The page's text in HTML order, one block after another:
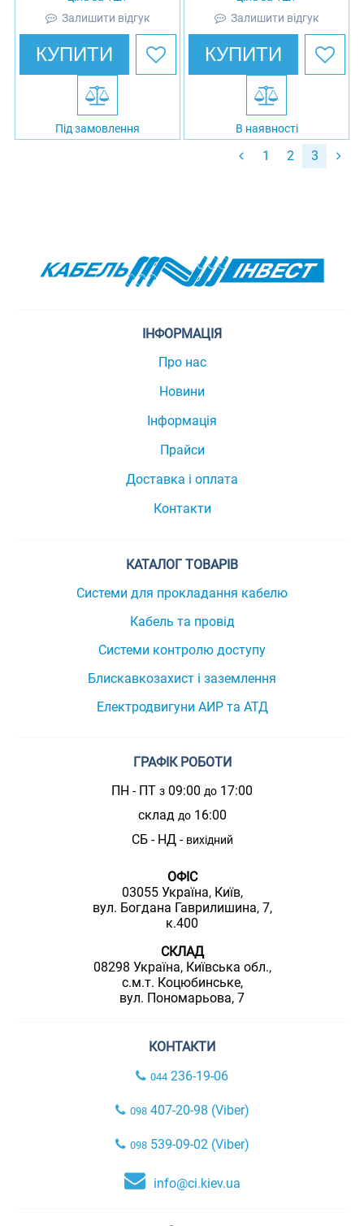
Залишити відгук
КУПИТИ
Під замовлення
Залишити відгук
КУПИТИ
В наявності
1 2 3
ІНФОРМАЦІЯ
Про нас
Новини
Інформація
Прайси
Доставка і оплата
Контакти
КАТАЛОГ ТОВАРІВ
Системи для прокладання кабелю
Кабель та провід
Системи контролю доступу
Блискавкозахист і заземлення
Електродвигуни АИР та АТД
ГРАФІК РОБОТИ
ПН - ПТ з 09:00 до 17:00
склад до16:00
СБ - НД - вихідний
ОФІС
03055 Україна, Київ,
вул. Богдана Гаврилишина, 7,
к.400
СКЛАД
08298 Україна, Київська обл.,
с.м.т. Коцюбинське,
вул. Пономарьова, 7
КОНТАКТИ
044 236-19-06
098407-20-98 (Viber)
098539-09-02 (Viber)
info@ci.kiev.ua